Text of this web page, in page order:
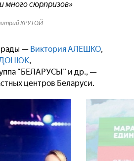
много сюрпризов»
КРУТОЙ
— Виктория АЛЕШКО,
,
“БЕЛАРУСЫ” и др., —
центров Беларуси.